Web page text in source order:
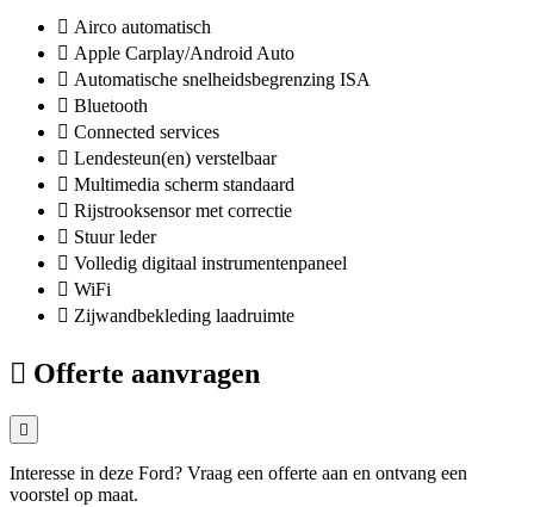
Airco automatisch
Apple Carplay/Android Auto
Automatische snelheidsbegrenzing ISA
Bluetooth
Connected services
Lendesteun(en) verstelbaar
Multimedia scherm standaard
Rijstrooksensor met correctie
Stuur leder
Volledig digitaal instrumentenpaneel
WiFi
Zijwandbekleding laadruimte
Offerte aanvragen
Interesse in deze Ford? Vraag een offerte aan en ontvang een
voorstel op maat.